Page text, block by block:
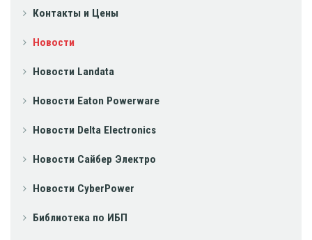
Контакты и Цены
Новости
Новости Landata
Новости Eaton Powerware
Новости Delta Electronics
Новости Сайбер Электро
Новости CyberPower
Библиотека по ИБП